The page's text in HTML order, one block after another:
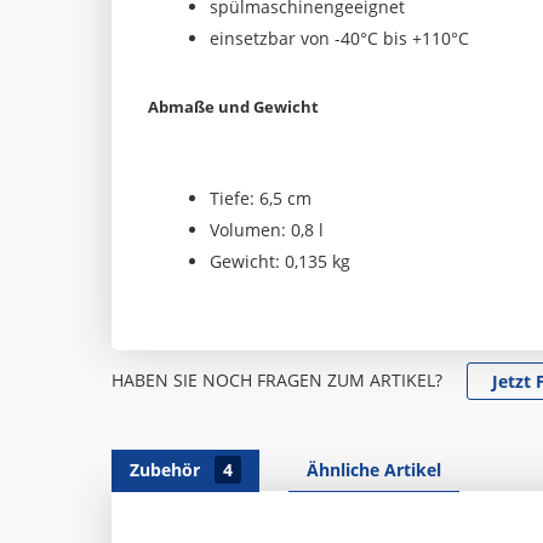
spülmaschinengeeignet
einsetzbar von -40°C bis +110°C
Abmaße und Gewicht
Tiefe: 6,5 cm
Volumen: 0,8 l
Gewicht: 0,135 kg
HABEN SIE NOCH FRAGEN ZUM ARTIKEL? Jetzt
Zubehör 4 Ähnliche Artikel